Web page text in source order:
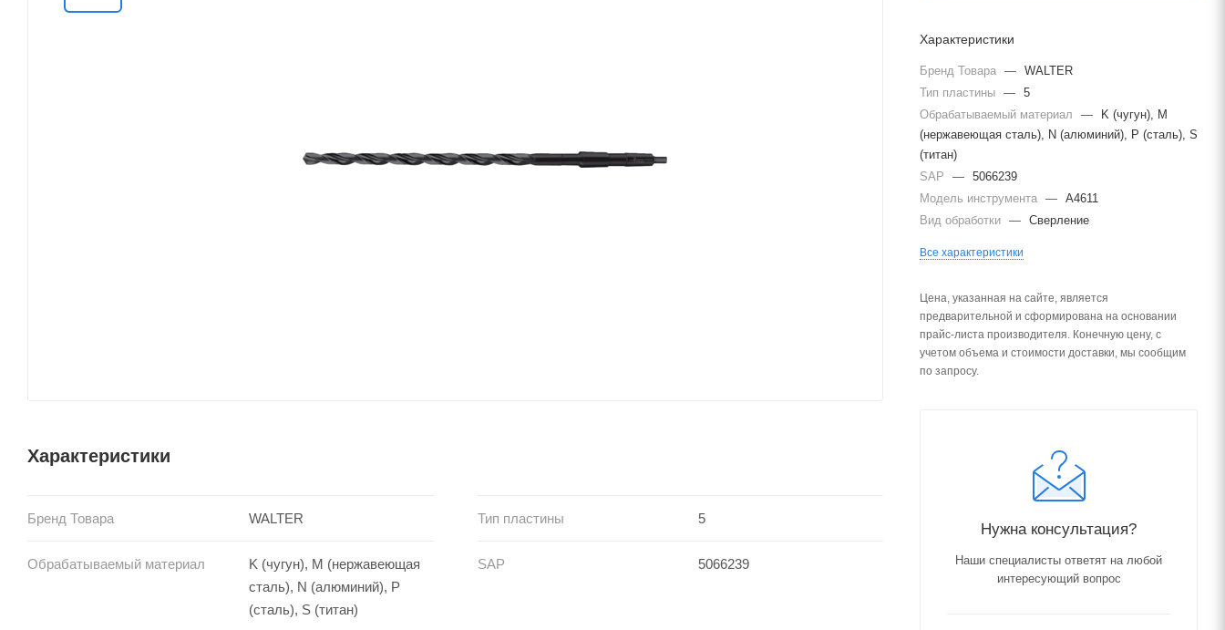
Характеристики
Бренд Товара WALTER Тип пластины 5
Обрабатываемый материал
K (чугун), M (нержавеющая
сталь), N (алюминий), P
(сталь), S (титан)
SAP 5066239
Характеристики
Бренд Товара — WALTER
Тип пластины — 5
Обрабатываемый материал
—
K (чугун), M
(нержавеющая сталь), N (алюминий), P (сталь), S
(титан)
SAP
— 5066239
Модель инструмента — A4611
Вид обработки — Сверление
Все характеристики
Цена, указанная на сайте, является
предварительной и сформирована на основании
прайс-листа производителя. Конечную цену, с
учетом объема и стоимости доставки, мы сообщим
по запросу.
Нужна консультация?
Наши специалисты ответят на любой
интересующий вопрос